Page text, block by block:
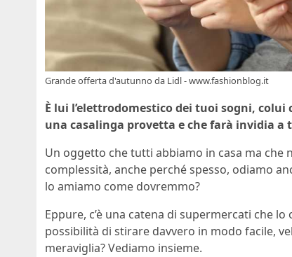
Grande offerta d'autunno da Lidl - www.fashionblog.it
È lui l’elettrodomestico dei tuoi sogni,
una casalinga provetta e che farà invidia a
Un oggetto che tutti abbiamo in casa ma che
complessità, anche perché spesso, odiamo
lo amiamo come dovremmo?
Eppure, c’è una catena di supermercati che
possibilità di stirare davvero in modo facile,
meraviglia? Vediamo insieme.